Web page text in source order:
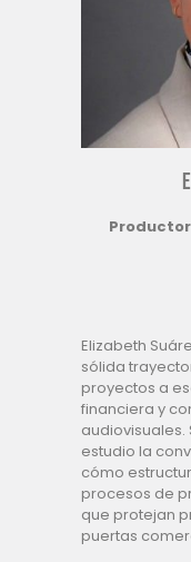
Elizabeth
sólida
proyectos a
financiera y
audiovisuales.
estudio la
cómo
procesos de
que protejan
puertas